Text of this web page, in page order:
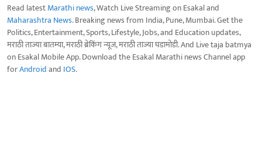
Read latestMarathi news, Watch Live Streaming on Esakal and
Maharashtra News. Breaking news from India, Pune, Mumbai. Get the
Politics, Entertainment, Sports, Lifestyle, Jobs, and Education updates,
मराठी ताज्या बातम्या, मराठी ब्रेकिंग न्यूज, मराठी ताज्या घडामोडी. And Live taja batmya
on Esakal Mobile App. Download the Esakal Marathi news Channel app
forAndroidand IOS.